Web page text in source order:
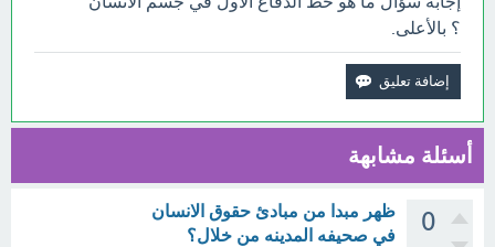
؟ بالأعلى.
أسئلة مشابهة
0
ظهر مبدا من مبادئ حقوق الانسان
في صحيفه المدينه من خلال؟